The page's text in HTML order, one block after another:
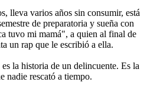
lleva varios años sin consumir, está
de preparatoria y sueña con
tuvo mi mamá", a quien al final de
un rap que le escribió a ella.
la historia de un delincuente. Es la
nadie rescató a tiempo.